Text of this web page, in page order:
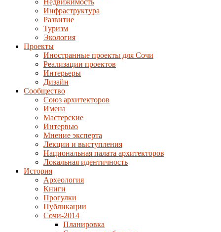
Недвижимость
Инфраструктура
Развитие
Туризм
Экология
Проекты
Иностранные проекты для Сочи
Реализации проектов
Интерьеры
Дизайн
Сообщество
Союз архитекторов
Имена
Мастерские
Интервью
Мнение эксперта
Лекции и выступления
Национальная палата архитекторов
Локальная идентичность
История
Археология
Книги
Прогулки
Публикации
Сочи-2014
Планировка